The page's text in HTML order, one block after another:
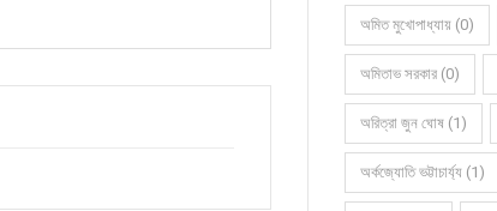
অমিত মুখোপাধ্যায় (0)
অমিতাভ সরকার (0)
অরিত্রা জুন ঘোষ (1)
অর্কজ্যোতি ভট্টাচার্য্য (1)